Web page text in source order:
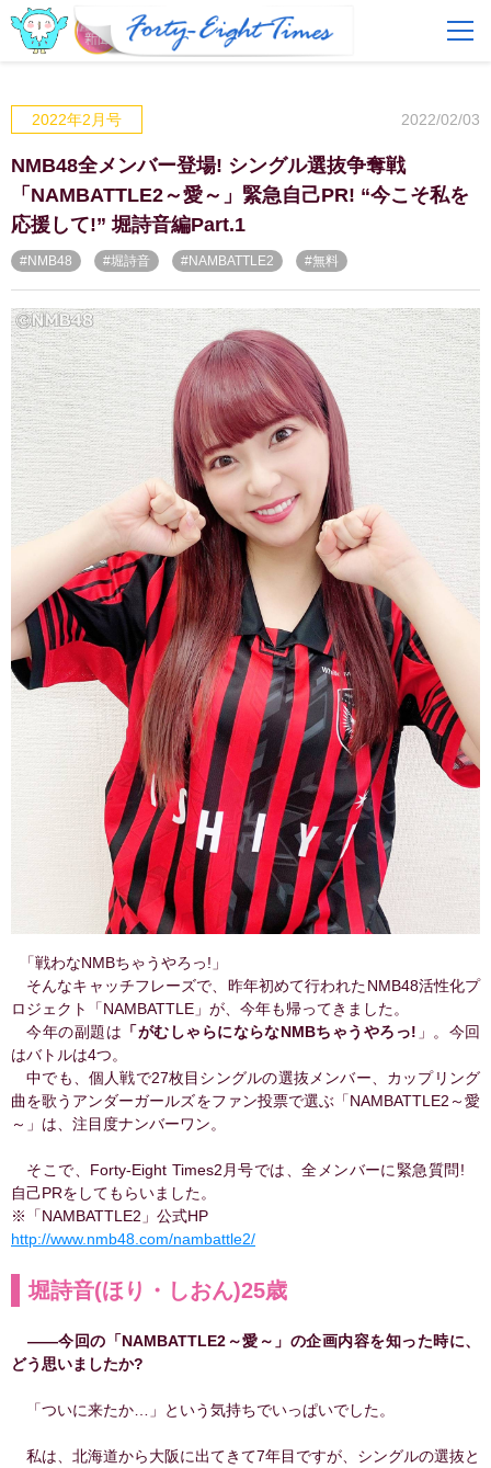
FAQ
ログイン 会員登録
2022年2月号 2022/02/03
NMB48全メンバー登場! シングル選抜争奪戦
「NAMBATTLE2～愛～」緊急自己PR! “今こそ私を
応援して!” 堀詩音編Part.1
#NMB48 #堀詩音 #NAMBATTLE2 #無料
「戦わなNMBちゃうやろっ!」
そんなキャッチフレーズで、昨年初めて行われたNMB48活性化プ
ロジェクト「NAMBATTLE」が、今年も帰ってきました。
今年の副題は 「がむしゃらにならなNMBちゃうやろっ! 」。今回
はバトルは4つ。
中でも、個人戦で27枚目シングルの選抜メンバー、カップリング
曲を歌うアンダーガールズをファン投票で選ぶ「NAMBATTLE2～愛
～」は、注目度ナンバーワン。
そこで、Forty-Eight Times2月号では、全メンバーに緊急質問!
自己PRをしてもらいました。
※「NAMBATTLE2」公式HP
http://www.nmb48.com/nambattle2/
堀詩音(ほり・しおん)25歳
――今回の「NAMBATTLE2～愛～」の企画内容を知った時に、
どう思いましたか?
「ついに来たか…」という気持ちでいっぱいでした。
私は、北海道から大阪に出てきて7年目ですが、シングルの選抜と